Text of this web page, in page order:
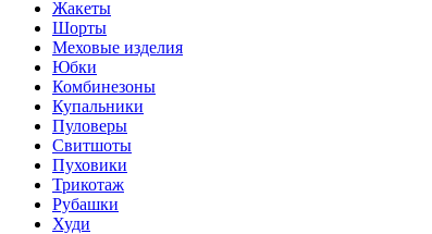
Жакеты
Шорты
Меховые изделия
Юбки
Комбинезоны
Купальники
Пуловеры
Свитшоты
Пуховики
Трикотаж
Рубашки
Худи